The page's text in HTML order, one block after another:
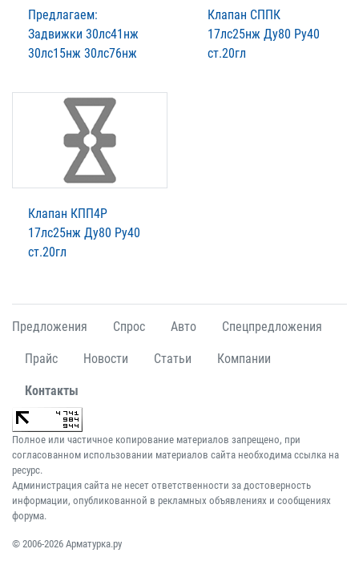
Предлагаем:
Задвижки 30лс41нж
30лс15нж 30лс76нж
Клапан СППК
17лс25нж Ду80 Ру40
ст.20гл
Клапан КПП4Р
17лс25нж Ду80 Ру40
ст.20гл
Предложения Спрос Авто Спецпредложения
Прайс Новости Статьи Компании
Контакты
Полное или частичное копирование материалов запрещено, при
согласованном использовании материалов сайта необходима ссылка на
ресурс.
Администрация сайта не несет ответственности за достоверность
информации, опубликованной в рекламных объявлениях и сообщениях
форума.
© 2006-2026 Арматурка.ру